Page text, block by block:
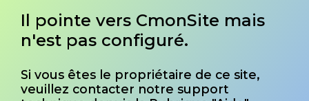
Il pointe vers CmonSite mais
n'est pas configuré.
Si vous êtes le propriétaire de ce site,
veuillez contacter notre support